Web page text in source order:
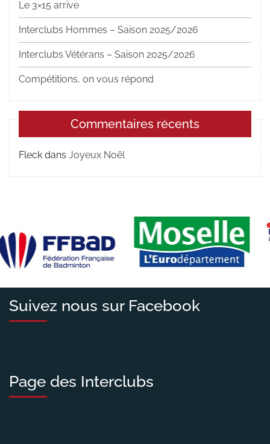
Le 3×15 arrive
Interclubs Hommes – Saison 2025/2026
Interclubs Vétérans – Saison 2025/2026
Compétitions, on vous répond
Commentaires récents
Fleck dans Joyeux Noël
Suivez nous sur Facebook
Page des Interclubs